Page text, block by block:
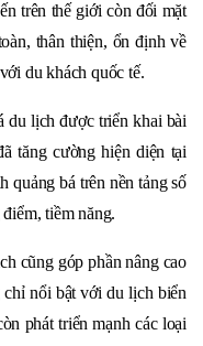
trên thế giới còn đối mặt
thân thiện, ổn định về
du khách quốc tế.
du lịch được triển khai bài
tăng cường hiện diện tại
quảng bá trên nền tảng số
tiềm năng.
cũng góp phần nâng cao
nổi bật với du lịch biển
phát triển mạnh các loại